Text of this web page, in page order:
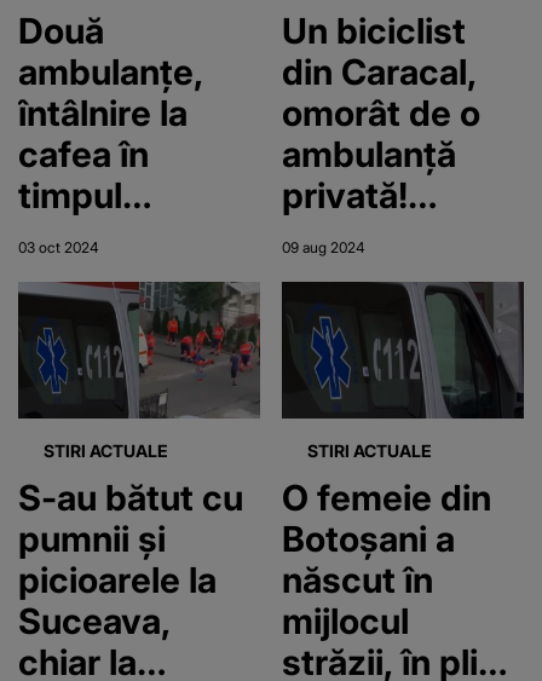
Două
ambulanțe,
întâlnire la
cafea în
timpul
serviciului. O
femeie
aștepta în
autospecială
să fie
transportată
la spital,
pentru o
operație
03 oct 2024
Un biciclist
din Caracal,
omorât de o
ambulanță
privată!
Bărbatul de 39
de ani a fost
lovit în plin
09 aug 2024
STIRI ACTUALE
S-au bătut cu
pumnii și
picioarele la
Suceava,
chiar la
STIRI ACTUALE
O femeie din
Botoșani a
născut în
mijlocul
străzii, în plină